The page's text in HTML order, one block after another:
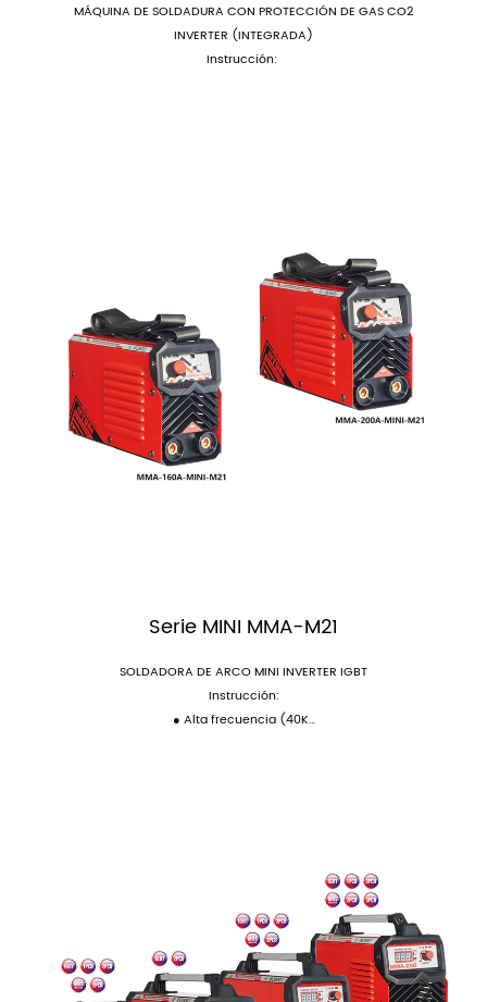
MÁQUINA DE SOLDADURA CON PROTECCIÓN DE GAS CO2
INVERTER (INTEGRADA)
Instrucción:
Serie MINI MMA-M21
SOLDADORA DE ARCO MINI INVERTER IGBT
Instrucción:
● Alta frecuencia (40K...